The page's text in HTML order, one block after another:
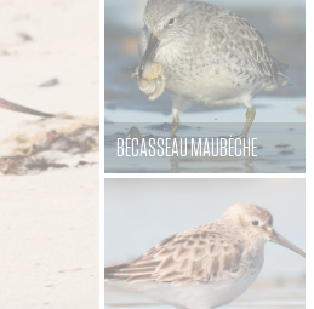
BÉCASSEAU MAUBÈCHE